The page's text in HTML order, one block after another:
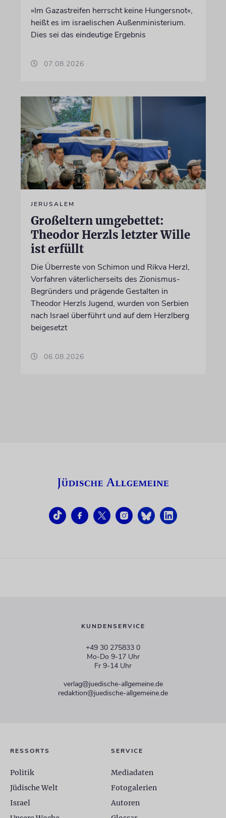
»Im Gazastreifen herrscht keine Hungersnot«,
heißt es im israelischen Außenministerium.
Dies sei das eindeutige Ergebnis
07.08.2026
JERUSALEM
Großeltern umgebettet:
Theodor Herzls letzter Wille
ist erfüllt
Die Überreste von Schimon und Rikva Herzl,
Vorfahren väterlicherseits des Zionismus-
Begründers und prägende Gestalten in
Theodor Herzls Jugend, wurden von Serbien
nach Israel überführt und auf dem Herzlberg
beigesetzt
06.08.2026
KUNDENSERVICE
+49 30 275833 0
Mo-Do 9-17 Uhr
Fr 9-14 Uhr
verlag@juedische-allgemeine.de
redaktion@juedische-allgemeine.de
RESSORTS
Politik
Jüdische Welt
Israel
SERVICE
Mediadaten
Fotogalerien
Autoren